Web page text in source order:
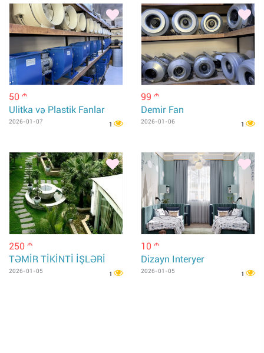
50 m
Ulitka və Plastik Fanlar
2026-01-07 1
99 m
Demir Fan
2026-01-06 1
250 m
TƏMİR TİKİNTİ İŞLƏRİ
2026-01-05 1
10 m
Dizayn Interyer
2026-01-05 1